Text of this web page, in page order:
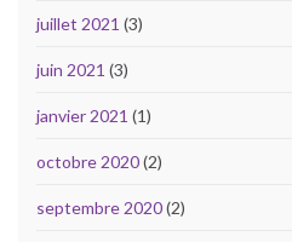
juillet 2021 (3)
juin 2021 (3)
janvier 2021 (1)
octobre 2020(2)
septembre 2020(2)